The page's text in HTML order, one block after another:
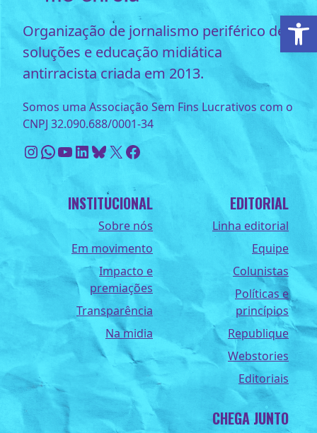
Organização de jornalismo periférico de
soluções e educação midiática
antirracista criada em 2013.
Somos uma Associação Sem Fins Lucrativos com o
CNPJ 32.090.688/0001-34
Instagram
WhatsApp
Youtube
LinkedIn
Bluesky
X Facebook
INSTITUCIONAL
Sobre nós
Em movimento
Impacto e
premiações
Transparência
Na midia
EDITORIAL
Linha editorial
Equipe
Colunistas
Políticas e
princípios
Republique
Webstories
Editoriais
CHEGA JUNTO